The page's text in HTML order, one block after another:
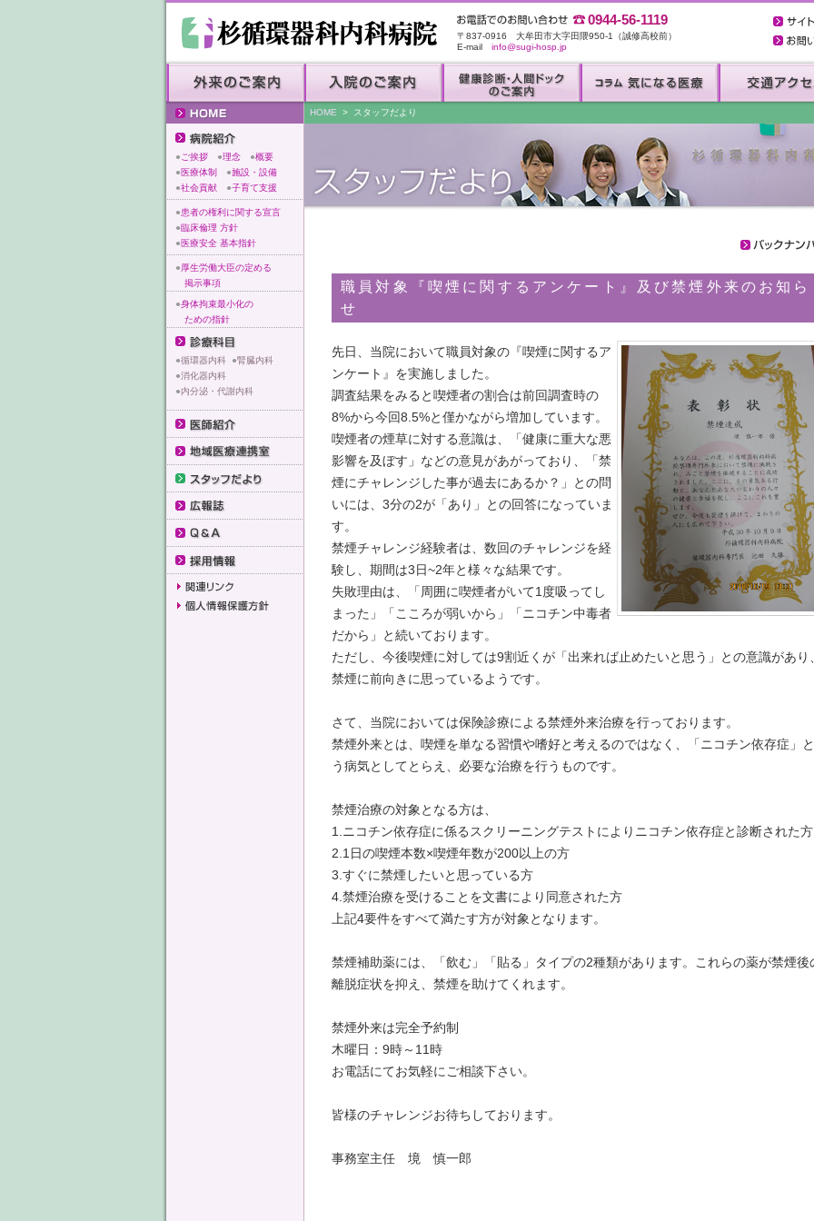
0944-56-1119
〒837-0916 大牟田市大字田隈950-1（誠修高校前）
E-mail info@sugi-hosp.jp
HOME > スタッフだより
● ご挨拶 ●理念 ●概要
●医療体制 ●施設・設備
●社会貢献 ●子育て支援
●患者の権利に関する宣言
●臨床倫理 方針
●医療安全 基本指針
●厚生労働大臣の定める
掲示事項
●身体拘束最小化の
ための指針
●循環器内科 ●腎臓内科
●消化器内科
●内分泌・代謝内科
職員対象『喫煙に関するアンケート』及び禁煙外来のお知ら
せ
先日、当院において職員対象の『喫煙に関するア
ンケート』を実施しました。
調査結果をみると喫煙者の割合は前回調査時の
8%から今回8.5%と僅かながら増加しています。
喫煙者の煙草に対する意識は、「健康に重大な悪
影響を及ぼす」などの意見があがっており、「禁
煙にチャレンジした事が過去にあるか？」との問
いには、3分の2が「あり」との回答になっていま
す。
禁煙チャレンジ経験者は、数回のチャレンジを経
験し、期間は3日~2年と様々な結果です。
失敗理由は、「周囲に喫煙者がいて1度吸ってし
まった」「こころが弱いから」「ニコチン中毒者
だから」と続いております。
ただし、今後喫煙に対しては9割近くが「出来れば止めたいと思う」との意識があり
禁煙に前向きに思っているようです。
さて、当院においては保険診療による禁煙外来治療を行っております。
禁煙外来とは、喫煙を単なる習慣や嗜好と考えるのではなく、「ニコチン依存症」
う病気としてとらえ、必要な治療を行うものです。
禁煙治療の対象となる方は、
1.ニコチン依存症に係るスクリーニングテストによりニコチン依存症と診断された方
2.1日の喫煙本数×喫煙年数が200以上の方
3.すぐに禁煙したいと思っている方
4.禁煙治療を受けることを文書により同意された方
上記4要件をすべて満たす方が対象となります。
禁煙補助薬には、「飲む」「貼る」タイプの2種類があります。これらの薬が禁煙後
離脱症状を抑え、禁煙を助けてくれます。
禁煙外来は完全予約制
木曜日：9時～11時
お電話にてお気軽にご相談下さい。
皆様のチャレンジお待ちしております。
事務室主任 境 慎一郎